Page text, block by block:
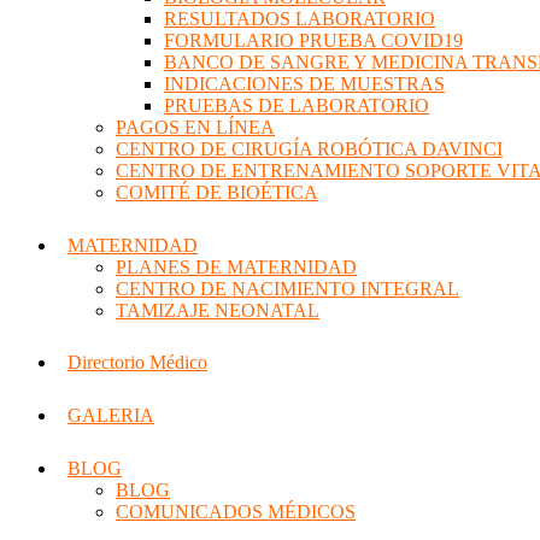
RESULTADOS LABORATORIO
FORMULARIO PRUEBA COVID19
BANCO DE SANGRE Y MEDICINA
INDICACIONES DE MUESTRAS
PRUEBAS DE LABORATORIO
PAGOS EN LÍNEA
CENTRO DE CIRUGÍA ROBÓTICA DAVINCI
CENTRO DE ENTRENAMIENTO SOPORTE
COMITÉ DE BIOÉTICA
MATERNIDAD
PLANES DE MATERNIDAD
CENTRO DE NACIMIENTO INTEGRAL
TAMIZAJE NEONATAL
Directorio Médico
GALERIA
BLOG
BLOG
COMUNICADOS MÉDICOS